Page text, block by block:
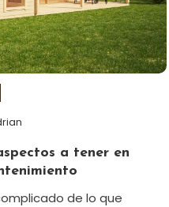
a tener en
de lo que